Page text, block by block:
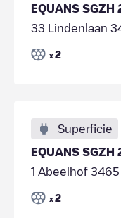
EQUANS
33 Lindenlaan
x 2
Superficie
EQUANS
1 Abeelhof 3465
x 2